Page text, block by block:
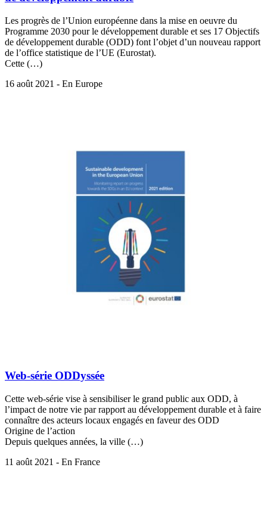
Les progrès de l’Union européenne dans la mise en oeuvre du
Programme 2030 pour le développement durable et ses 17 Objectifs
de développement durable (ODD) font l’objet d’un nouveau rapport
de l’office statistique de l’UE (Eurostat).
Cette (…)
16 août 2021 - En Europe
Web-série ODDyssée
Cette web-série vise à sensibiliser le grand public aux ODD, à
l’impact de notre vie par rapport au développement durable et à faire
connaître des acteurs locaux engagés en faveur des ODD
Origine de l’action
Depuis quelques années, la ville (…)
11 août 2021 - En France